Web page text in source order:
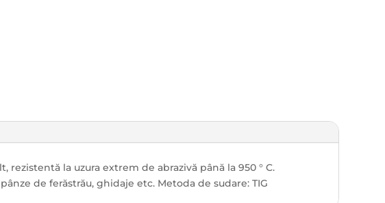
rezistentă la uzura extrem de abrazivă până la 950 ° C.
de ferăstrău, ghidaje etc. Metoda de sudare: TIG